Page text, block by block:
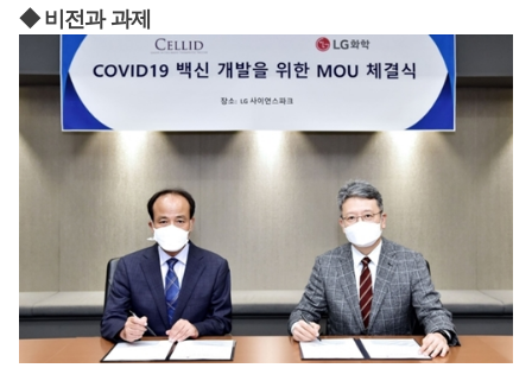
◆ 비전과 과제